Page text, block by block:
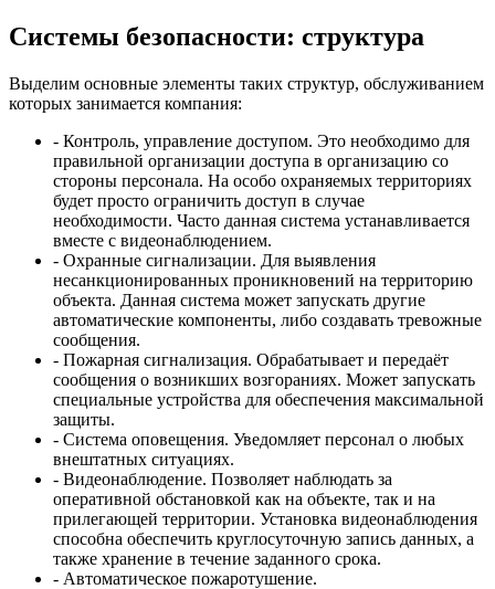
Системы безопасности: структура
Выделим основные элементы таких структур, обслуживанием
которых занимается компания:
- Контроль, управление доступом. Это необходимо для
правильной организации доступа в организацию со
стороны персонала. На особо охраняемых территориях
будет просто ограничить доступ в случае
необходимости. Часто данная система устанавливается
вместе с видеонаблюдением.
- Охранные сигнализации. Для выявления
несанкционированных проникновений на территорию
объекта. Данная система может запускать другие
автоматические компоненты, либо создавать тревожные
сообщения.
- Пожарная сигнализация. Обрабатывает и передаёт
сообщения о возникших возгораниях. Может запускать
специальные устройства для обеспечения максимальной
защиты.
- Система оповещения. Уведомляет персонал о любых
внештатных ситуациях.
- Видеонаблюдение. Позволяет наблюдать за
оперативной обстановкой как на объекте, так и на
прилегающей территории. Установка видеонаблюдения
способна обеспечить круглосуточную запись данных, а
также хранение в течение заданного срока.
- Автоматическое пожаротушение.